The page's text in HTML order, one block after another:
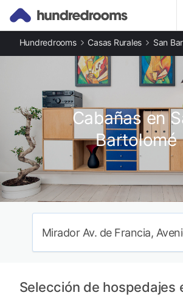
Otros tipos de alojamiento
Casas rurales en San Bartolomé
Apartamentos en San Bartolomé
Comunidades destacadas
Casas rurales en Guadalupe
Casas rurales en San Juan
Casas rurales en Martinica
Casas rurales en Castries
Casas rurales en La Altagracia
Casas rurales en Samaná
Casas rurales en Aruba
Casas rurales en Magdalena
Hundredrooms Casas Rurales San
Cabañas en
Bartolomé
Selección de hospedajes